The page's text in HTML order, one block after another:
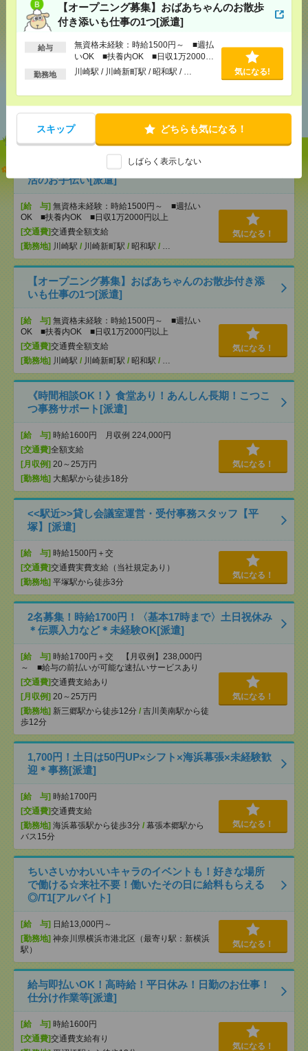
【オープニング募集】おばあちゃんのお散歩
付き添いも仕事の1つ[派遣]
給与
無資格未経験：時給1500円～ ■週払
いOK ■扶養内OK ■日収1万2000円
以上
勤務地 川崎駅 / 川崎新町駅 / 昭和駅 / … 気になる!
スキップ どちらも気になる！
しばらく表示しない
ツイート
あなたの閲覧履歴からの
おすすめ
説明会参加で全員に【現金2千円相当プレゼント】生
活のお手伝い[派遣]
[給 与] 無資格未経験：時給1500円～ ■週払い
OK ■扶養内OK ■日収1万2000円以上
[交通費]交通費全額支給
[勤務地] 川崎駅 / 川崎新町駅 / 昭和駅 / …
気になる！
【オープニング募集】おばあちゃんのお散歩付き添
いも仕事の1つ[派遣]
[給 与] 無資格未経験：時給1500円～ ■週払い
OK ■扶養内OK ■日収1万2000円以上
[交通費]交通費全額支給
[勤務地] 川崎駅 / 川崎新町駅 / 昭和駅 / …
気になる！
《時間相談OK！》食堂あり！あんしん長期！こつこ
つ事務サポート[派遣]
[給 与] 時給1600円 月収例 224,000円
[交通費]全額支給
[月収例] 20～25万円
[勤務地] 大船駅から徒歩18分
気になる！
<<駅近>>貸し会議室運営・受付事務スタッフ【平
塚】[派遣]
[給 与] 時給1500円＋交
[交通費]交通費実費支給（当社規定あり）
[勤務地] 平塚駅から徒歩3分
気になる！
2名募集！時給1700円！〈基本17時まで〉土日祝休み
＊伝票入力など＊未経験OK[派遣]
[給 与] 時給1700円＋交 【月収例】238,000円
～ ■給与の前払いが可能な速払いサービスあり
[交通費]交通費支給あり
[月収例] 20～25万円
[勤務地] 新三郷駅から徒歩12分 / 吉川美南駅から徒
歩12分
気になる！
1,700円！土日は50円UP×シフト×海浜幕張×未経験歓
迎＊事務[派遣]
[給 与] 時給1700円
[交通費]交通費支給
[勤務地] 海浜幕張駅から徒歩3分 / 幕張本郷駅から
バス15分
気になる！
ちいさいかわいいキャラのイベントも！好きな場所
で働ける☆来社不要！働いたその日に給料もらえる
◎/T1[アルバイト]
[給 与] 日給13,000円～
[勤務地] 神奈川県横浜市港北区（最寄り駅：新横浜
駅）
気になる！
給与即払いOK！高時給！平日休み！日勤のお仕事！
仕分け作業等[派遣]
[給 与] 時給1600円
[交通費]交通費支給有り
気になる！